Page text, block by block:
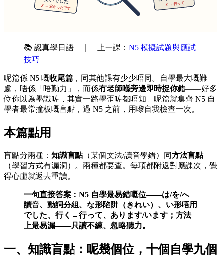
📚 認真學日語 ｜ 上一課： N5 模擬試題與應試
技巧
呢篇係 N5 嘅收尾篇 ，同其他課有少少唔同。自學最大嘅難
處，唔係「唔勤力」，而係冇老師喺旁邊即時捉你錯——好多
位你以為學識咗，其實一路學歪咗都唔知。呢篇就集齊 N5 自
學者最常撞板嘅盲點，過 N5 之前，用嚟自我檢查一次。
本篇點用
盲點分兩種： 知識盲點（某個文法/讀音學錯）同方法盲點
（學習方式有漏洞）。兩種都要查。每項都附返對應課次，覺
得心虛就返去重讀。
一句直接答案：N5 自學最易錯嘅位——は/を/へ
讀音、動詞分組、な形陷阱（きれい）、い形唔用
でした、行く→行って、あります/います；方法
上最易漏——只讀不練、忽略聽力。
一、知識盲點：呢幾個位，十個自學九個